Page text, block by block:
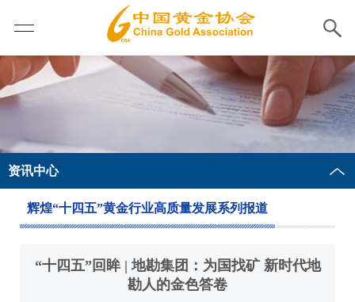
资讯中心
辉煌“十四五”黄金行业高质量发展系列报道
“十四五”回眸 | 地勘集团：为国找矿 新时代地
勘人的金色答卷